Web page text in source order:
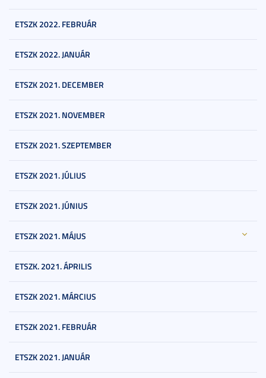
ETSZK 2022. FEBRUÁR
ETSZK 2022. JANUÁR
ETSZK 2021. DECEMBER
ETSZK 2021. NOVEMBER
ETSZK 2021. SZEPTEMBER
ETSZK 2021. JÚLIUS
ETSZK 2021. JÚNIUS
ETSZK 2021. MÁJUS
ETSZK. 2021. ÁPRILIS
ETSZK 2021. MÁRCIUS
ETSZK 2021. FEBRUÁR
ETSZK 2021. JANUÁR